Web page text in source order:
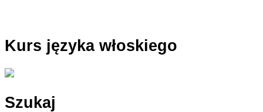
Kurs języka włoskiego
Szukaj